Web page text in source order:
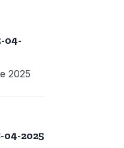
04-
2025
04-2025